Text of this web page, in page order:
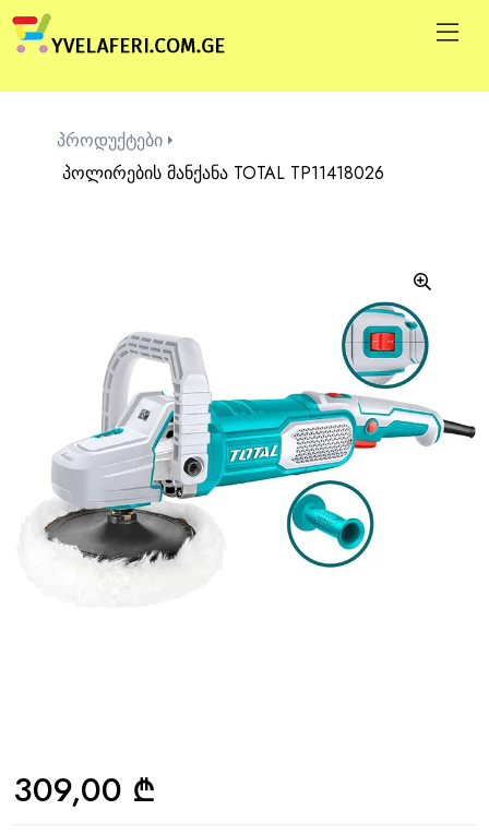
პროდუქტები
პოლირების მანქანა TOTAL TP11418026
309,00 ₾